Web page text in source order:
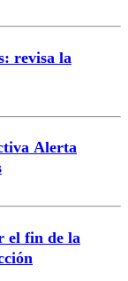
revisa la
Alerta
el fin de la